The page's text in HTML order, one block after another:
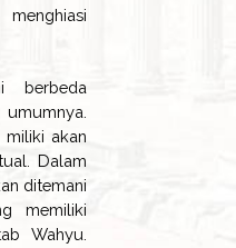
miliki akan
Dalam
ditemani
memiliki
Wahyu.